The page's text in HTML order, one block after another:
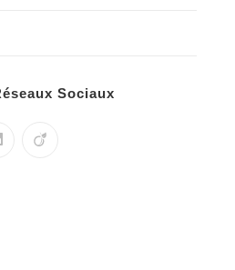
Sociaux